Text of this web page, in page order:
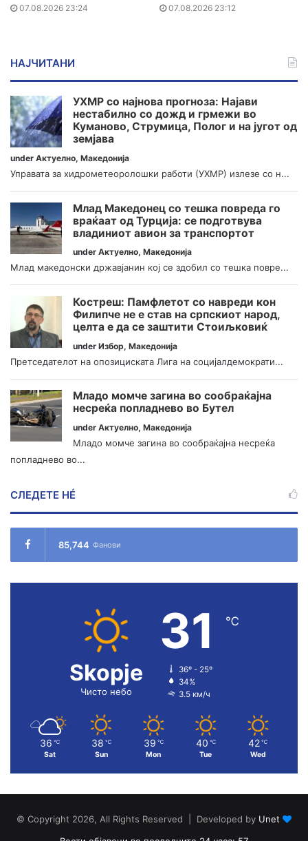
07.08.2026 23:24 07.08.2026 23:12
НАЈЧИТАНИ
УХМР со најнова прогноза: Најави
нестабилно со дожд и грмежи во
Куманово, Струмица, Полог и на југот од
земјава
under Актуелно, Македонија
Управата за хидрометеоролошки работи (УХМР) излезе со н...
Млад Македонец со тешка повреда го
враќаат од Турција: се подготвува
владиниот авион за транспортот
under Актуелно, Македонија
Млад македонски државјанин кој се здобил со тешка повре...
Костреш: Памфлетот со навреди кон
Филипче не е став на српскиот народ,
целта е да се заштити Стоиљковиќ
under Избор, Македонија
Претседателот на опозициската Лига на социјалдемократи...
Младо момче загина во сообраќајна
несреќа попладнево во Бутел
under Актуелно, Македонија
Младо момче загина во сообраќајна несреќа
попладнево во...
СЛЕДЕТЕ НÉ
85,744 Фанови
Skopje
Чисто небо
31 ℃
36º - 25º
34%
3.5 км/ч
36 ℃
Sat
38 ℃
Sun
39 ℃
Mon
40 ℃
Tue
42 ℃
Wed
© Copyright 2026, All Rights Reserved | Developed by Unet